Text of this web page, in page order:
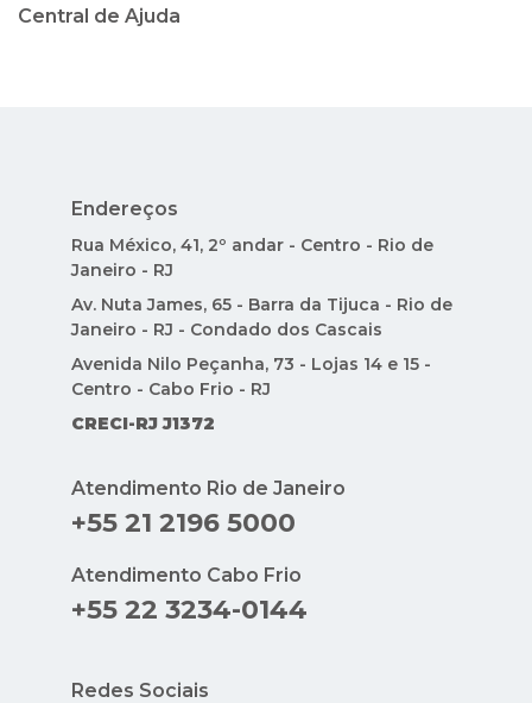
Central de Ajuda
Endereços
Rua México, 41, 2º andar - Centro - Rio de
Janeiro - RJ
Av. Nuta James, 65 - Barra da Tijuca - Rio de
Janeiro - RJ - Condado dos Cascais
Avenida Nilo Peçanha, 73 - Lojas 14 e 15 -
Centro - Cabo Frio - RJ
CRECI-RJ J1372
Atendimento Rio de Janeiro
+55 21 2196 5000
Atendimento Cabo Frio
+55 22 3234-0144
Redes Sociais